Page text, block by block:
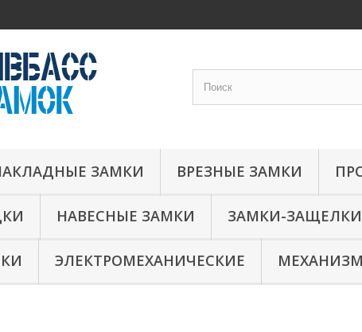
ЗАМКИ ВРЕЗНЫЕ ЗАМКИ
НАВЕСНЫЕ ЗАМКИ ЗАМКИ-ЗАЩЕЛКИ
ЭЛЕКТРОМЕХАНИЧЕСКИЕ